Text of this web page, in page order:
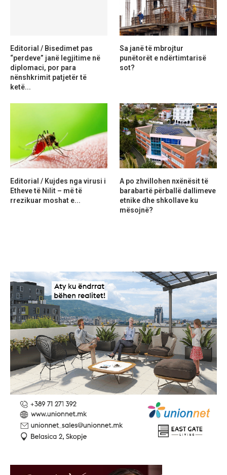
Editorial / Bisedimet pas
“perdeve” janë legjitime në
diplomaci, por para
nënshkrimit patjetër të
ketë...
Sa janë të mbrojtur
punëtorët e ndërtimtarisë
sot?
Editorial / Kujdes nga virusi i
Etheve të Nilit – më të
rrezikuar moshat e...
A po zhvillohen nxënësit të
barabartë përballë dallimeve
etnike dhe shkollave ku
mësojnë?